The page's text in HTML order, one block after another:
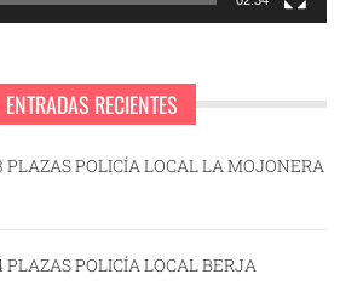
ENTRADAS RECIENTES
PLAZAS POLICÍA LOCAL LA MOJONERA
PLAZAS POLICÍA LOCAL BERJA